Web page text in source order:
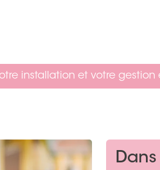
installation et votre gestion